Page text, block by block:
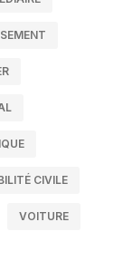
CIVILE
VOITURE